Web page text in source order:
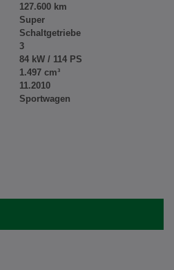
127.600 km
Super
Schaltgetriebe
3
84 kW / 114 PS
1.497 cm³
11.2010
Sportwagen